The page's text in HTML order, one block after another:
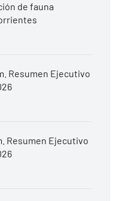
de fauna
Resumen Ejecutivo
Resumen Ejecutivo